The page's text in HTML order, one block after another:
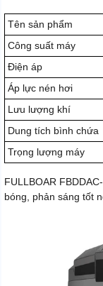
Tên sản phẩm
Công suất máy
Điện áp
Áp lực nén hơi
Lưu lượng khí
Dung tích bình chứa
Trọng lượng máy
FULLBOAR
bóng, phản sáng tốt